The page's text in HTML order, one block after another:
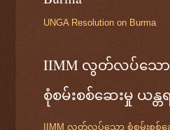
UNGA Resolution on Burma
IIMM လွတ်လပ်သော
စုံစမ်းစစ်ဆေးမှု ယန္တရ
IIMM လွတ်လပ်သော စုံစမ်းစစ်ဆ